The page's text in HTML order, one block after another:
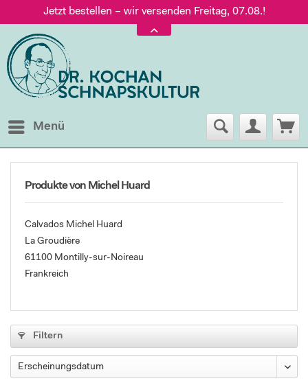
Jetzt bestellen – wir versenden Freitag, 07.08.!
Versand nur 5,60 €, gratis ab 95 € Warenwert
Jetzt bestellen – wir versenden Freitag, 07.08.!
Menü
Produkte von Michel Huard
Calvados Michel Huard
La Groudière
61100 Montilly-sur-Noireau
Frankreich
Filtern